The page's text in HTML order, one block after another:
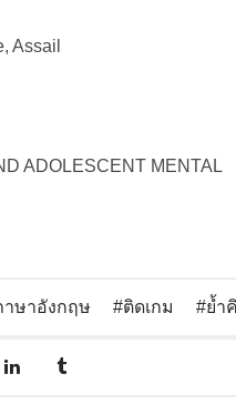
Assail
ADOLESCENT MENTAL
ษาอังกฤษ ติดเกม ย้ำ